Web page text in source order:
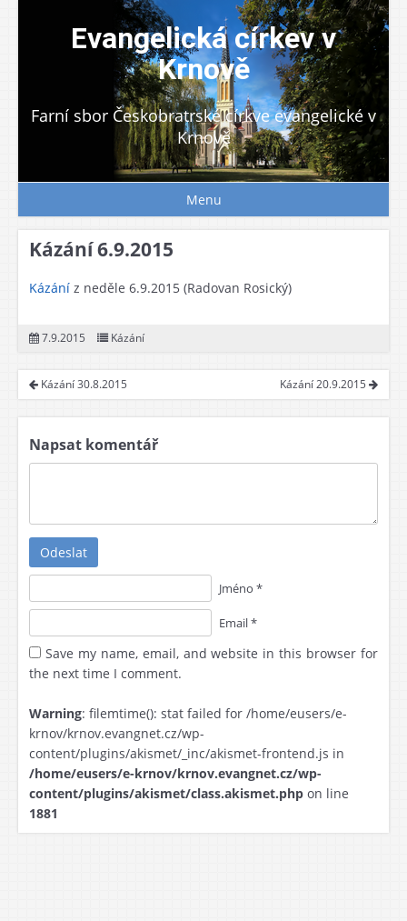
Evangelická církev v
Krnově
Farní sbor Českobratrské církve evangelické v
Krnově
Menu
Kázání 6.9.2015
Kázání z neděle 6.9.2015 (Radovan Rosický)
7.9.2015 Kázání
Kázání 30.8.2015 Kázání 20.9.2015
Napsat komentář
Odeslat
Jméno *
Email *
Save my name, email, and website in this browser for
the next time I comment.
Warning: filemtime(): stat failed for /home/eusers/e-
krnov/krnov.evangnet.cz/wp-
content/plugins/akismet/_inc/akismet-frontend.js in
/home/eusers/e-krnov/krnov.evangnet.cz/wp-
content/plugins/akismet/class.akismet.php on line
1881